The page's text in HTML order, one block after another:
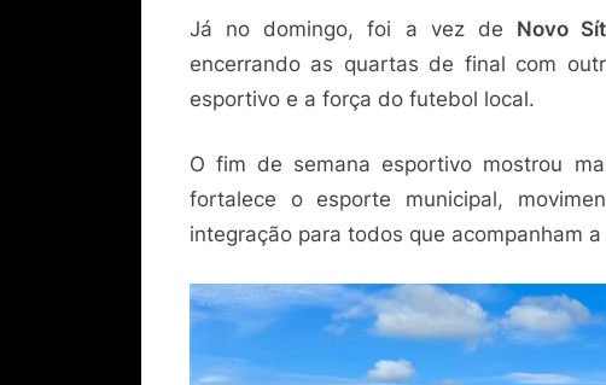
Já no domingo, foi a vez de Novo
encerrando as quartas de final com
esportivo e a força do futebol local.
O fim de semana esportivo mostrou
fortalece o esporte municipal,
integração para todos que acompanham